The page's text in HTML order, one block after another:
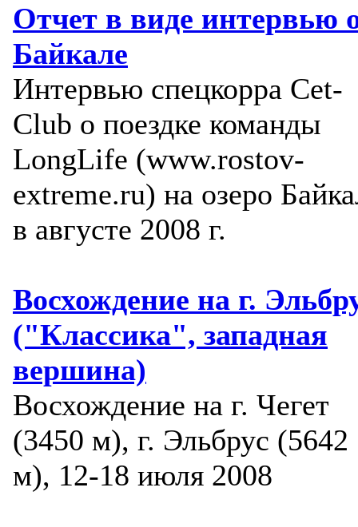
Отчет в виде интервью
Байкале
Интервью спецкорра Cet-
Club о поездке команды
LongLife (www.rostov-
extreme.ru) на озеро
в августе 2008 г.
Восхождение на г.
("Классика", западная
вершина)
Восхождение на г. Чегет
(3450 м), г. Эльбрус (5642
м), 12-18 июля 2008